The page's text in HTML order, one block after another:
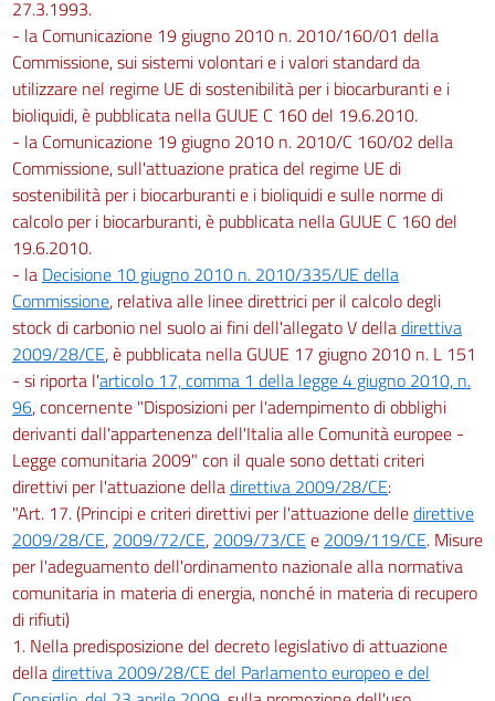
27.3.1993.
- la Comunicazione 19 giugno 2010 n. 2010/160/01 della
Commissione, sui sistemi volontari e i valori standard da
utilizzare nel regime UE di sostenibilità per i biocarburanti e i
bioliquidi, è pubblicata nella GUUE C 160 del 19.6.2010.
- la Comunicazione 19 giugno 2010 n. 2010/C 160/02 della
Commissione, sull'attuazione pratica del regime UE di
sostenibilità per i biocarburanti e i bioliquidi e sulle norme di
calcolo per i biocarburanti, è pubblicata nella GUUE C 160 del
19.6.2010.
- la Decisione 10 giugno 2010 n. 2010/335/UE della
Commissione, relativa alle linee direttrici per il calcolo degli
stock di carbonio nel suolo ai fini dell'allegato V delladirettiva
2009/28/CE, è pubblicata nella GUUE 17 giugno 2010 n. L 151
- si riporta l'articolo 17, comma 1 della legge 4 giugno 2010, n.
96, concernente "Disposizioni per l'adempimento di obblighi
derivanti dall'appartenenza dell'Italia alle Comunità europee -
Legge comunitaria 2009" con il quale sono dettati criteri
direttivi per l'attuazione delladirettiva 2009/28/CE:
"Art. 17. (Principi e criteri direttivi per l'attuazione delledirettive
2009/28/CE, 2009/72/CE, 2009/73/CE e 2009/119/CE. Misure
per l'adeguamento dell'ordinamento nazionale alla normativa
comunitaria in materia di energia, nonché in materia di recupero
di rifiuti)
1. Nella predisposizione del decreto legislativo di attuazione
delladirettiva 2009/28/CE del Parlamento europeo e del